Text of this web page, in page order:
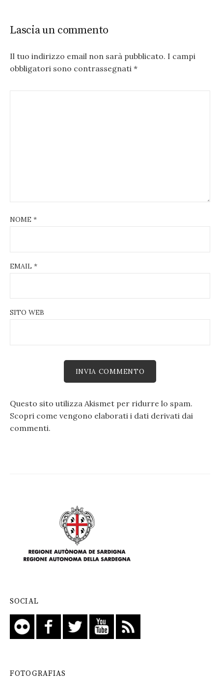
Lascia un commento
Il tuo indirizzo email non sarà pubblicato. I campi
obbligatori sono contrassegnati *
NOME *
EMAIL *
SITO WEB
Questo sito utilizza Akismet per ridurre lo spam.
Scopri come vengono elaborati i dati derivati dai
commenti.
SOCIAL
FOTOGRAFIAS